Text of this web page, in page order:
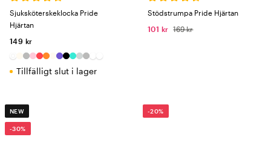
Sjuksköterskeklocka Pride
Hjärtan
149 kr
Tillfälligt slut i lager
Stödstrumpa Pride Hjärtan
101 kr
169 kr
NEW
-30%
-20%